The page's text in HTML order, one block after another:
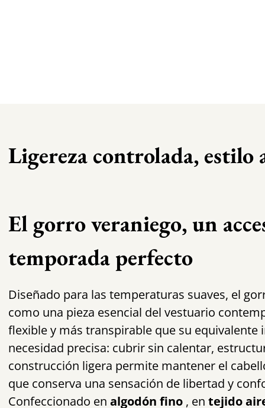
Ligereza controlada, estilo
El gorro veraniego, un
temporada perfecto
Diseñado para las temperaturas suaves, el
como una pieza esencial del vestuario
flexible y más transpirable que su equivalente
necesidad precisa: cubrir sin calentar,
construcción ligera permite mantener el
que conserva una sensación de libertad y
Confeccionado enalgodón fino , entejido